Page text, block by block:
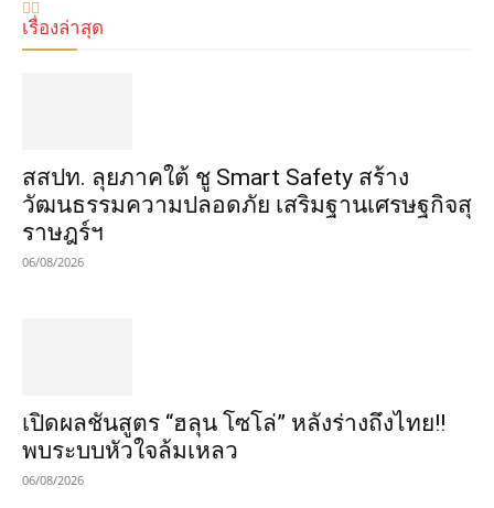
เรื่องล่าสุด
​สสปท. ลุยภาคใต้ ชู Smart Safety สร้าง
วัฒนธรรมความปลอดภัย เสริมฐานเศรษฐกิจสุ
ราษฎร์ฯ
06/08/2026
เปิดผลชันสูตร “ฮลุน โซโล่” หลังร่างถึงไทย!!
พบระบบหัวใจล้มเหลว
06/08/2026